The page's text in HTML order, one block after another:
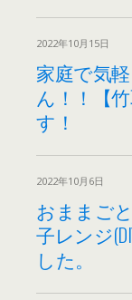
2022年10月15日
家庭で気
ん！！【
す！
2022年10月6日
おままご
子レンジ
した。